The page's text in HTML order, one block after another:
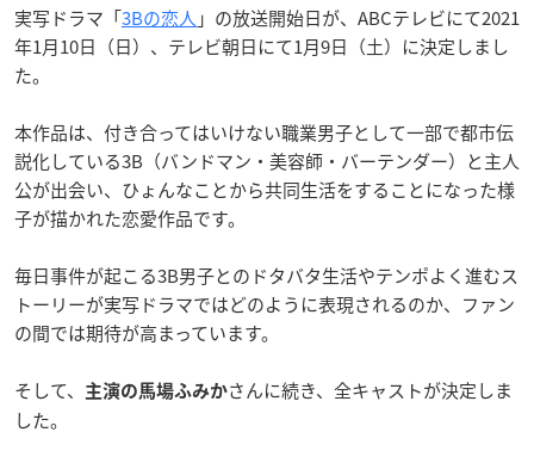
実写ドラマ「3Bの恋人 」の放送開始日が、ABCテレビにて2021
年1月10日（日）、テレビ朝日にて1月9日（土）に決定しまし
た。
本作品は、付き合ってはいけない職業男子として一部で都市伝
説化している3B（バンドマン・美容師・バーテンダー）と主人
公が出会い、ひょんなことから共同生活をすることになった様
子が描かれた恋愛作品です。
毎日事件が起こる3B男子とのドタバタ生活やテンポよく進むス
トーリーが実写ドラマではどのように表現されるのか、ファン
の間では期待が高まっています。
そして、 主演の馬場ふみかさんに続き、全キャストが決定しま
した。